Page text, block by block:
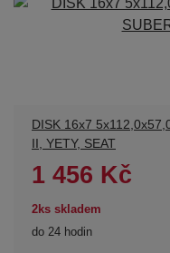
DISK 16x7
II, YETY, SEAT
1 456 Kč
2ks skladem
do 24 hodin